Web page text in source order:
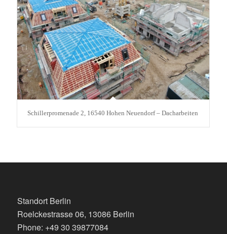
Schillerpromenade 2, 16540 Hohen Neuendorf – Dacharbeiten
Standort Berlin
Roelckestrasse 06, 13086 Berlin
Phone: +49 30 39877084